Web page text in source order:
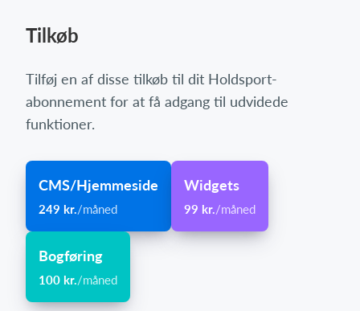
Tilkøb
Tilføj en af disse tilkøb til dit Holdsport-
abonnement for at få adgang til udvidede
funktioner.
CMS/Hjemmeside
249 kr./måned
Widgets
99 kr./måned
Bogføring
100 kr./måned